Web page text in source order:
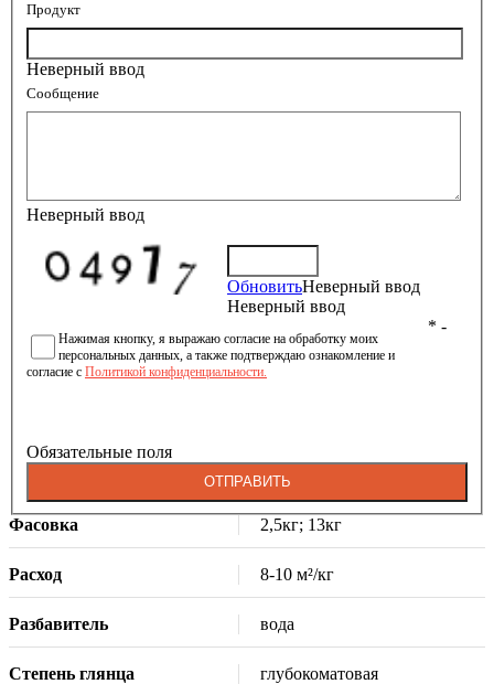
Продукт
Неверный ввод
Сообщение
Неверный ввод
ОбновитьНеверный ввод
Нажимая кнопку, я выражаю согласие на обработку моих
персональных данных, а также подтверждаю ознакомление и
согласие с Политикой конфиденциальности.
Неверный ввод
* -
Обязательные поля
ОТПРАВИТЬ
Фасовка 2,5кг; 13кг
Расход 8-10 м²/кг
Разбавитель вода
Степень глянца глубокоматовая